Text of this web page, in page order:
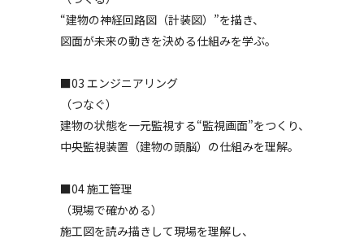
“建物の神経回路図（計装図）”を描き、
図面が未来の動きを決める仕組みを学ぶ。
■03 エンジニアリング
（つなぐ）
建物の状態を一元監視する“監視画面”をつくり、
中央監視装置（建物の頭脳）の仕組みを理解。
■04 施工管理
（現場で確かめる）
施工図を読み描きして現場を理解し、